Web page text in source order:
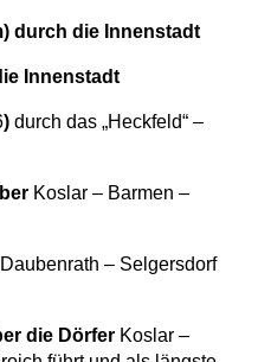
durch die Innenstadt
Innenstadt
) durch das „Heckfeld“ –
Koslar – Barmen –
Daubenrath – Selgersdorf
die Dörfer Koslar –